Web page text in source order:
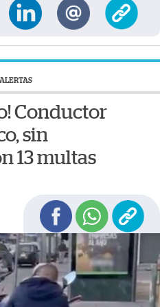
ALERTAS
Conductor
sin
13 multas